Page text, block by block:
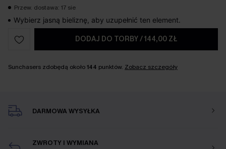
Przew. dostawa: 17 sie
Wybierz jasną bieliznę, aby uzupełnić ten element.
DODAJ DO TORBY/144,00 ZŁ
Sunchasers zdobędą około144 punktów. Zobacz szczegóły
DARMOWA WYSYŁKA
ZWROTY I WYMIANA